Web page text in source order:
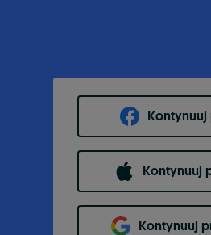
Kontynuuj
Kontynuuj
Kontynuuj